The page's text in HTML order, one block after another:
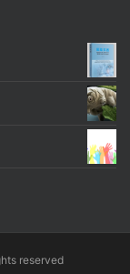
reserved